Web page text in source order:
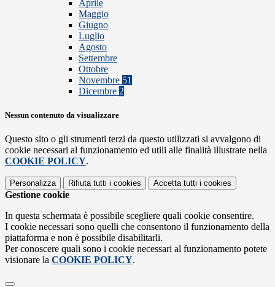
Aprile
Maggio
Giugno
Luglio
Agosto
Settembre
Ottobre
Novembre 51
Dicembre 2
Nessun contenuto da visualizzare
Questo sito o gli strumenti terzi da questo utilizzati si avvalgono di
cookie necessari al funzionamento ed utili alle finalità illustrate nella
COOKIE POLICY.
Personalizza Rifiuta tutti i cookies Accetta tutti i cookies
Gestione cookie
In questa schermata è possibile scegliere quali cookie consentire.
I cookie necessari sono quelli che consentono il funzionamento della
piattaforma e non è possibile disabilitarli.
Per conoscere quali sono i cookie necessari al funzionamento potete
visionare la COOKIE POLICY.